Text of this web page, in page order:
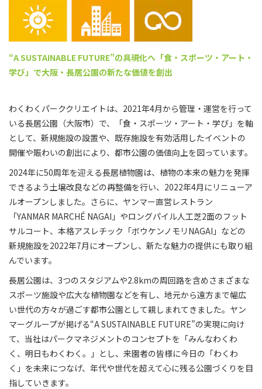
“A SUSTAINABLE FUTURE”の具現化へ 「食・スポーツ・アート・
学び」で大阪・長居公園の新たな価値を創出
わくわくパーククリエイトは、2021年4月から管理・運営を行って
いる長居公園（大阪市）で、「食・スポーツ・アート・学び」を軸
として、新規施設の設置や、既存施設を有効活用したイベントの
開催や賑わいの創出により、都市公園の価値向上を図っています。
2024年に50周年を迎える長居植物園は、植物の本来の魅力を発揮
できるよう土壌改良などの再整備を行い、2022年4月にリニューア
ルオープンしました。さらに、ヤンマー直営レストラン
「YANMAR MARCHÉ NAGAI」やロングパイル人工芝2面のフット
サルコート、本格アスレチック「ボウケンノモリNAGAI」などの
新規施設を2022年7月にオープンし、新たな魅力の提供にも取り組
んでいます。
長居公園は、3つのスタジアムや2.8kmの周回路を含めさまざまな
スポーツ施設や広大な植物園などを有し、地元から遠方まで幅広
い世代の方々が過ごす都市公園として親しまれてきました。ヤン
マーグループが掲げる“A SUSTAINABLE FUTURE”の実現に向け
て、当社はパークマネジメントのコンセプトを「みんなわくわ
く、明日もわくわく。」とし、来園者の皆様に今日の「わくわ
く」を未来につなげ、年代や世代を超えて心に残る公園づくりを目
指していきます。